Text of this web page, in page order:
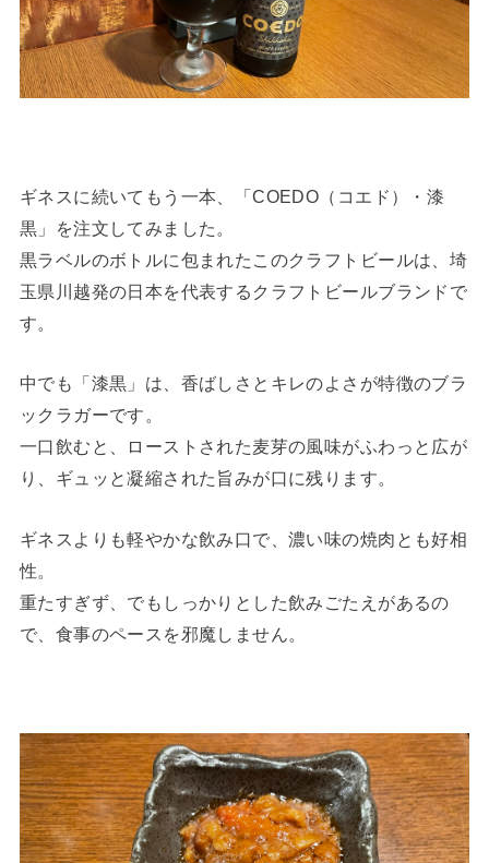
ギネスに続いてもう一本、「COEDO（コエド）・漆
黒」を注文してみました。
黒ラベルのボトルに包まれたこのクラフトビールは、埼
玉県川越発の日本を代表するクラフトビールブランドで
す。
中でも「漆黒」は、香ばしさとキレのよさが特徴のブラ
ックラガーです。
一口飲むと、ローストされた麦芽の風味がふわっと広が
り、ギュッと凝縮された旨みが口に残ります。
ギネスよりも軽やかな飲み口で、濃い味の焼肉とも好相
性。
重たすぎず、でもしっかりとした飲みごたえがあるの
で、食事のペースを邪魔しません。